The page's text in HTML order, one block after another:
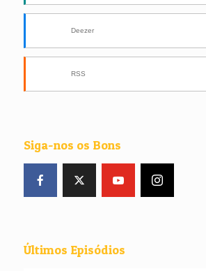
Deezer
RSS
Siga-nos os Bons
Últimos Episódios